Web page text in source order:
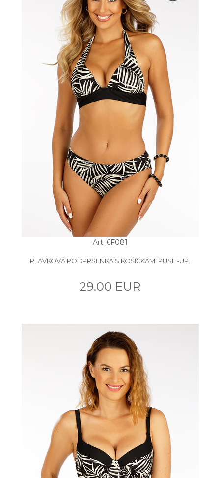
Art: 6F081
PLAVKOVÁ PODPRSENKA S KOŠÍČKAMI PUSH-UP.
29.00 EUR